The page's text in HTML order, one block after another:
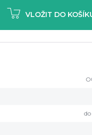
VLOŽIT DO